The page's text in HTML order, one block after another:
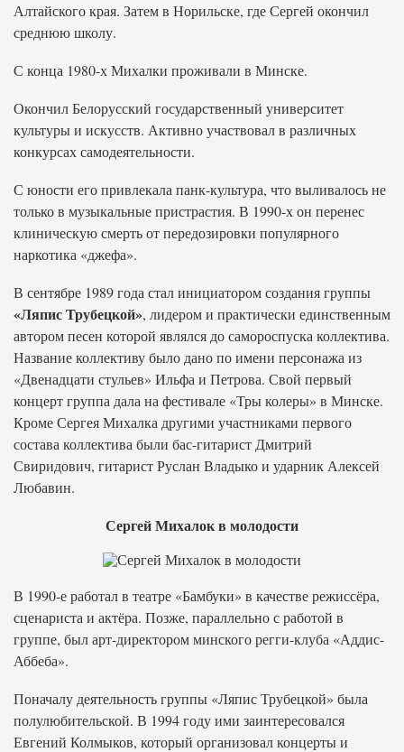
Алтайского края. Затем в Норильске, где Сергей окончил
среднюю школу.
С конца 1980-х Михалки проживали в Минске.
Окончил Белорусский государственный университет
культуры и искусств. Активно участвовал в различных
конкурсах самодеятельности.
С юности его привлекала панк-культура, что выливалось не
только в музыкальные пристрастия. В 1990-х он перенес
клиническую смерть от передозировки популярного
наркотика «джефа».
В сентябре 1989 года стал инициатором создания группы
«Ляпис Трубецкой», лидером и практически единственным
автором песен которой являлся до самороспуска коллектива.
Название коллективу было дано по имени персонажа из
«Двенадцати стульев» Ильфа и Петрова. Свой первый
концерт группа дала на фестивале «Тры колеры» в Минске.
Кроме Сергея Михалка другими участниками первого
состава коллектива были бас-гитарист Дмитрий
Свиридович, гитарист Руслан Владыко и ударник Алексей
Любавин.
Сергей Михалок в молодости
В 1990-е работал в театре «Бамбуки» в качестве режиссёра,
сценариста и актёра. Позже, параллельно с работой в
группе, был арт-директором минского регги-клуба «Аддис-
Аббеба».
Поначалу деятельность группы «Ляпис Трубецкой» была
полулюбительской. В 1994 году ими заинтересовался
Евгений Колмыков, который организовал концерты и